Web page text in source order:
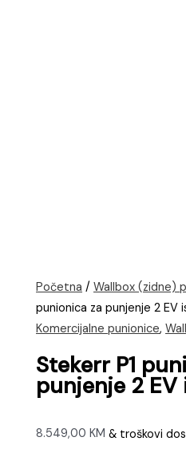
Početna /Wallbox (zidne)
punionica za punjenje 2 EV
Komercijalne punionice,
Stekerr P1
punjenje 2
8.549,00KM & troškovi